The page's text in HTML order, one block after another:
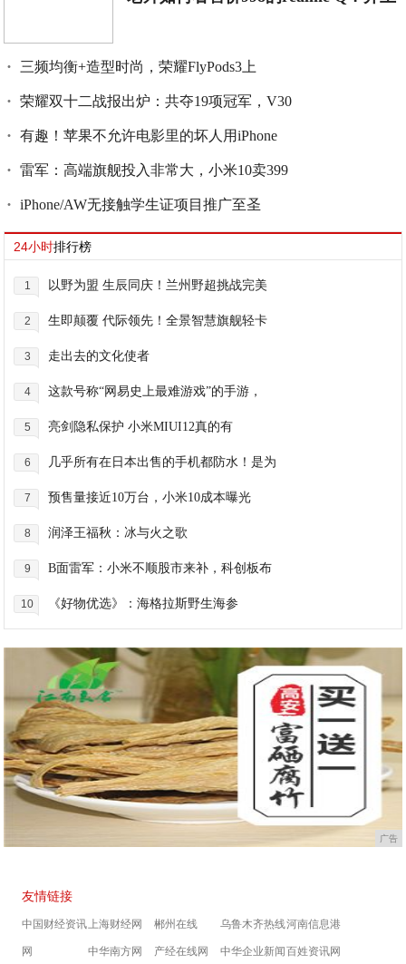
三频均衡+造型时尚，荣耀FlyPods3上
荣耀双十二战报出炉：共夺19项冠军，V30
有趣！苹果不允许电影里的坏人用iPhone
雷军：高端旗舰投入非常大，小米10卖399
iPhone/AW无接触学生证项目推广至圣
24小时排行榜
1 以野为盟 生辰同庆！兰州野超挑战完美
2 生即颠覆 代际领先！全景智慧旗舰轻卡
3 走出去的文化使者
4 这款号称“网易史上最难游戏”的手游，
5 亮剑隐私保护 小米MIUI12真的有
6 几乎所有在日本出售的手机都防水！是为
7 预售量接近10万台，小米10成本曝光
8 润泽王福秋：冰与火之歌
9 B面雷军：小米不顺股市来补，科创板布
10 《好物优选》：海格拉斯野生海参
广告
友情链接
中国财经资讯
网
上海财经网 郴州在线 乌鲁木齐热线河南信息港
中华南方网 产经在线网 中华企业新闻百姓资讯网